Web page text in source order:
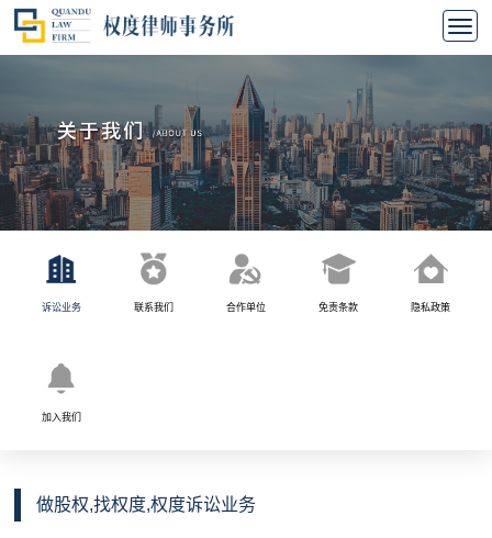
诉讼业务 联系我们 合作单位 免责条款 隐私政策
加入我们
做股权,找权度,权度诉讼业务